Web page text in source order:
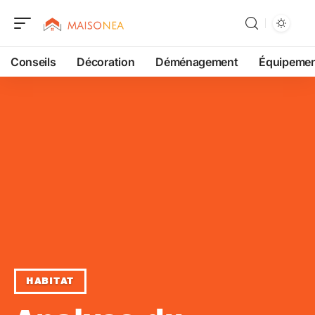
Conseils Décoration Déménagement
HABITAT